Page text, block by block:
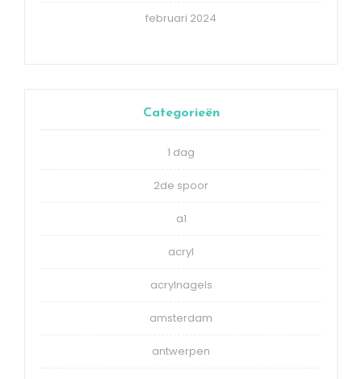
februari 2024
Categorieën
1 dag
2de spoor
a1
acryl
acrylnagels
amsterdam
antwerpen